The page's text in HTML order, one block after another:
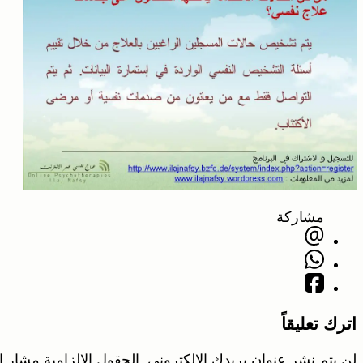
مشاركة
اترك تعليقاً
لن يتم نشر عنوان بريدك الإلكتروني. الحقول الإلزامية مشار